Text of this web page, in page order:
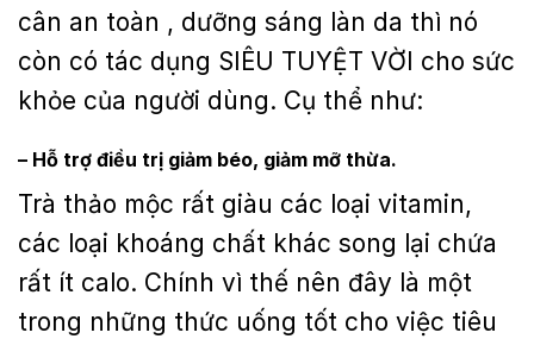
cân an toàn , dưỡng sáng làn da thì nó
còn có tác dụng SIÊU TUYỆT VỜI cho sức
khỏe của người dùng. Cụ thể như:
– Hỗ trợ điều trị giảm béo, giảm mỡ thừa.
Trà thảo mộc rất giàu các loại vitamin,
các loại khoáng chất khác song lại chứa
rất ít calo. Chính vì thế nên đây là một
trong những thức uống tốt cho việc tiêu